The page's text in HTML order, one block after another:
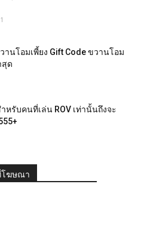
านโอมเพี้ยง Gift Code ขวานโอม
สุด
หรับคนที่เล่น ROV เท่านั้นถึงจะ
ฆษณา